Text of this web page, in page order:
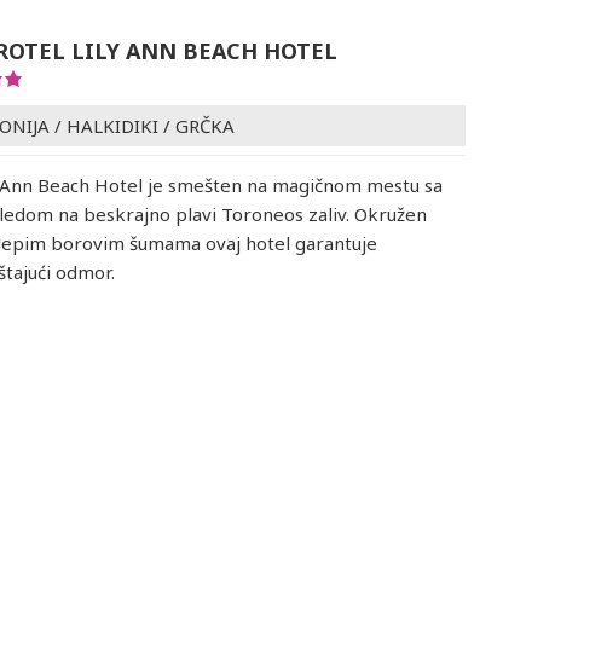
LILY ANN BEACH HOTEL
/ HALKIDIKI / GRČKA
Beach Hotel je smešten na magičnom mestu sa
na beskrajno plavi Toroneos zaliv. Okružen
borovim šumama ovaj hotel garantuje
odmor.